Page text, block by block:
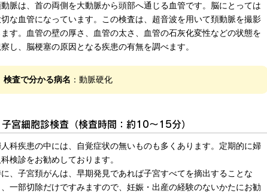
脈は、首の両側を大動脈から頭部へ通じる血管です。脳にとっては
切な血管になっています。この検査は、超音波を用いて頚動脈を撮影
ます。血管の壁の厚さ、血管の太さ、血管の石灰化変性などの状態を
し、脳梗塞の原因となる疾患の有無を調べます。
検査で分かる病名 ：動脈硬化
子宮細胞診検査（検査時間：約10～15分）
科疾患の中には、自覚症状の無いものも多くあります。定期的に婦
科検診をお勧めしております。
、子宮頚がんは、早期発見であれば子宮すべてを摘出することな
、一部切除だけですみますので、妊娠・出産の経験のないかたにお勧